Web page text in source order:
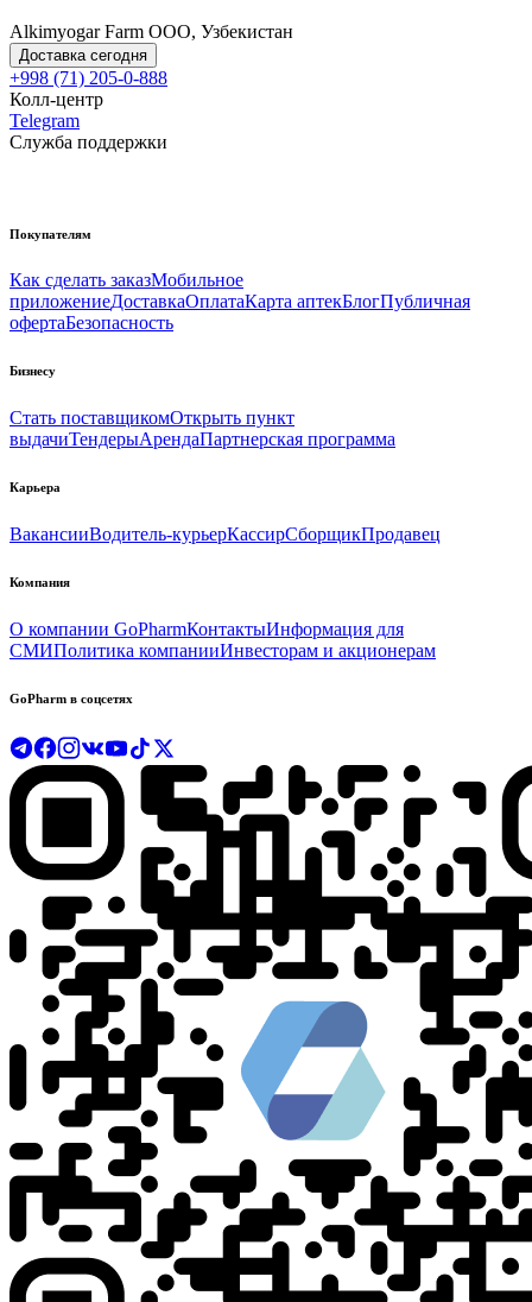
Alkimyogar Farm ООО, Узбекистан
Доставка сегодня
+998 (71) 205-0-888
Колл-центр
Telegram
Служба поддержки
Покупателям
Как сделать заказМобильное
приложениеДоставкаОплатаКарта аптекБлогПубличная
офертаБезопасность
Бизнесу
Стать поставщикомОткрыть пункт
выдачиТендерыАрендаПартнерская программа
Карьера
ВакансииВодитель-курьерКассирСборщикПродавец
Компания
О компании GoPharmКонтактыИнформация для
СМИПолитика компанииИнвесторам и акционерам
GoPharm в соцсетях